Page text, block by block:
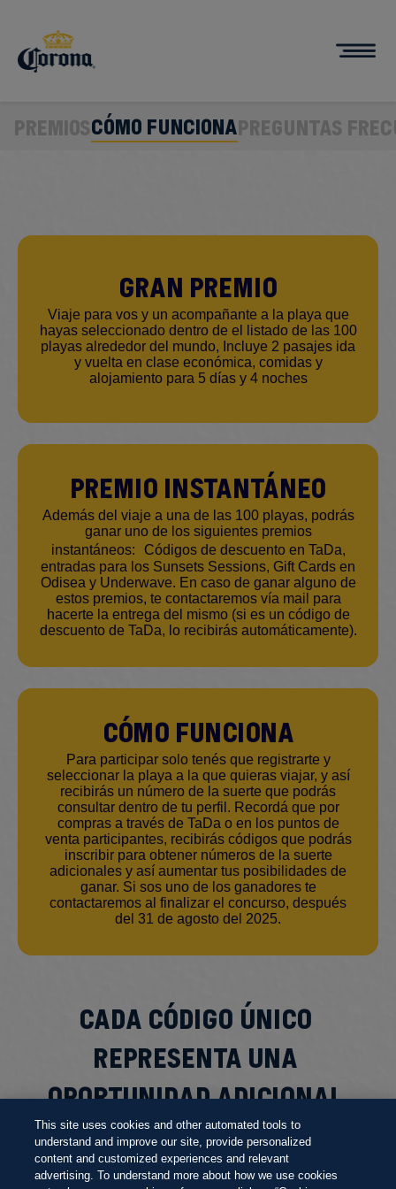
content
PREMIOSCÓMO FUNCIONAPREGUNTAS
Gran premio
Viaje para vos y un acompañante a la playa que
hayas seleccionado dentro de el listado de las 100
playas alrededor del mundo, Incluye 2 pasajes ida
y vuelta en clase económica, comidas y
alojamiento para 5 días y 4 noches
Premio instantáneo
Además del viaje a una de las 100 playas, podrás
ganar uno de los siguientes premios
instantáneos: Códigos de descuento en TaDa,
entradas para los Sunsets Sessions, Gift Cards en
Odisea y Underwave. En caso de ganar alguno de
estos premios, te contactaremos vía mail para
hacerte la entrega del mismo (si es un código de
descuento de TaDa, lo recibirás automáticamente).
Cómo funciona
Para participar solo tenés que registrarte y
seleccionar la playa a la que quieras viajar, y así
recibirás un número de la suerte que podrás
consultar dentro de tu perfil. Recordá que por
compras a través de TaDa o en los puntos de
venta participantes, recibirás códigos que podrás
inscribir para obtener números de la suerte
adicionales y así aumentar tus posibilidades de
ganar. Si sos uno de los ganadores te
contactaremos al finalizar el concurso, después
del 31 de agosto del 2025.
CADA CÓDIGO ÚNICO
REPRESENTA UNA
OPORTUNIDAD ADICIONAL
PARA GANAR
This site uses cookies and other automated tools to
understand and improve our site, provide personalized
content and customized experiences and relevant
advertising. To understand more about how we use cookies